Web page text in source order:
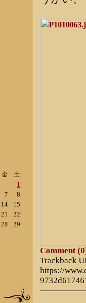
金
7
14
21
28
土
1
8
15
22
29
Comment
Trackback
https://